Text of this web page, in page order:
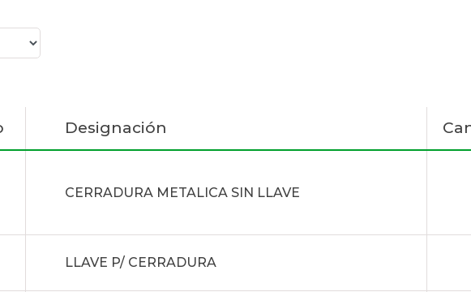
Designación
CERRADURA METALICA SIN LLAVE
LLAVE P/ CERRADURA